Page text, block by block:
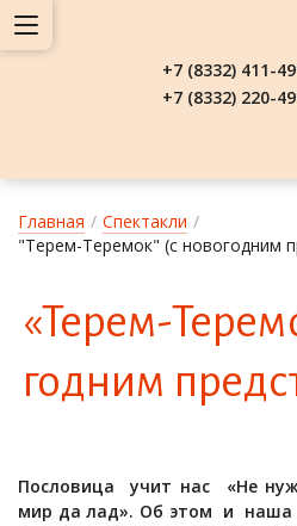
+7 (8332) 411-
+7 (8332) 220-
Главная / Спектакли /
"Терем-Теремок" (с новогодним
«Те­рем-
год­ним
Пословица учит нас «Не
мир да лад». Об этом и наша